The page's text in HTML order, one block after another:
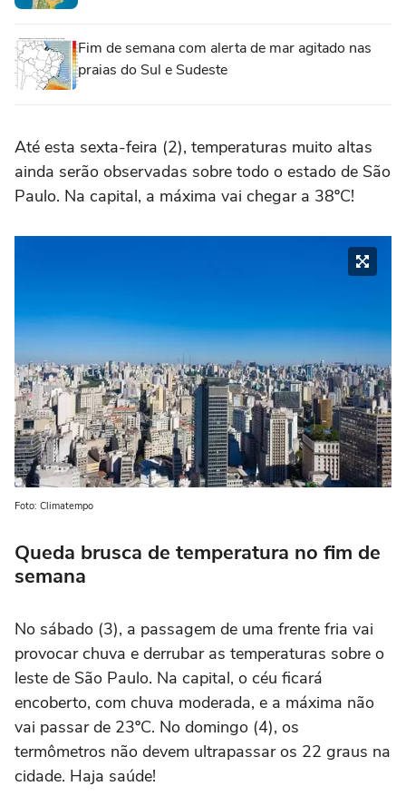
Fim de semana com alerta de mar agitado nas
praias do Sul e Sudeste
Até esta sexta-feira (2), temperaturas muito altas
ainda serão observadas sobre todo o estado de São
Paulo. Na capital, a máxima vai chegar a 38ºC!
Foto: Climatempo
Queda brusca de temperatura no fim de
semana
No sábado (3), a passagem de uma frente fria vai
provocar chuva e derrubar as temperaturas sobre o
leste de São Paulo. Na capital, o céu ficará
encoberto, com chuva moderada, e a máxima não
vai passar de 23ºC. No domingo (4), os
termômetros não devem ultrapassar os 22 graus na
cidade. Haja saúde!